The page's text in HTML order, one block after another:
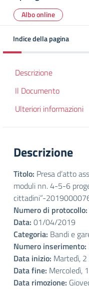
Albo online
Indice della pagina
Descrizione
Il Documento
Ulteriori informazioni
Descrizione
Titolo: Presa d’atto
moduli nn. 4-5-6
cittadini”-
Numero di protocollo:
Data: 01/04/2019
Categoria: Bandi e
Numero inserimento:
Data inizio: Martedì,
Data fine: Mercoledì,
Data rimozione: